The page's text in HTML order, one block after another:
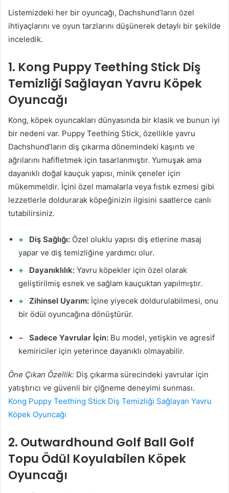
Listemizdeki her bir oyuncağı, Dachshund’ların özel
ihtiyaçlarını ve oyun tarzlarını düşünerek detaylı bir şekilde
inceledik.
1. Kong Puppy Teething Stick Diş
Temizliği Sağlayan Yavru Köpek
Oyuncağı
Kong, köpek oyuncakları dünyasında bir klasik ve bunun iyi
bir nedeni var. Puppy Teething Stick, özellikle yavru
Dachshund’ların diş çıkarma dönemindeki kaşıntı ve
ağrılarını hafifletmek için tasarlanmıştır. Yumuşak ama
dayanıklı doğal kauçuk yapısı, minik çeneler için
mükemmeldir. İçini özel mamalarla veya fıstık ezmesi gibi
lezzetlerle doldurarak köpeğinizin ilgisini saatlerce canlı
tutabilirsiniz.
Diş Sağlığı: Özel oluklu yapısı diş etlerine masaj
yapar ve diş temizliğine yardımcı olur.
Dayanıklılık: Yavru köpekler için özel olarak
geliştirilmiş esnek ve sağlam kauçuktan yapılmıştır.
Zihinsel Uyarım: İçine yiyecek doldurulabilmesi, onu
bir ödül oyuncağına dönüştürür.
Sadece Yavrular İçin: Bu model, yetişkin ve agresif
kemiriciler için yeterince dayanıklı olmayabilir.
Öne Çıkan Özellik: Diş çıkarma sürecindeki yavrular için
yatıştırıcı ve güvenli bir çiğneme deneyimi sunması.
Kong Puppy Teething Stick Diş Temizliği Sağlayan Yavru
Köpek Oyuncağı
2. Outwardhound Golf Ball Golf
Topu Ödül Koyulabilen Köpek
Oyuncağı